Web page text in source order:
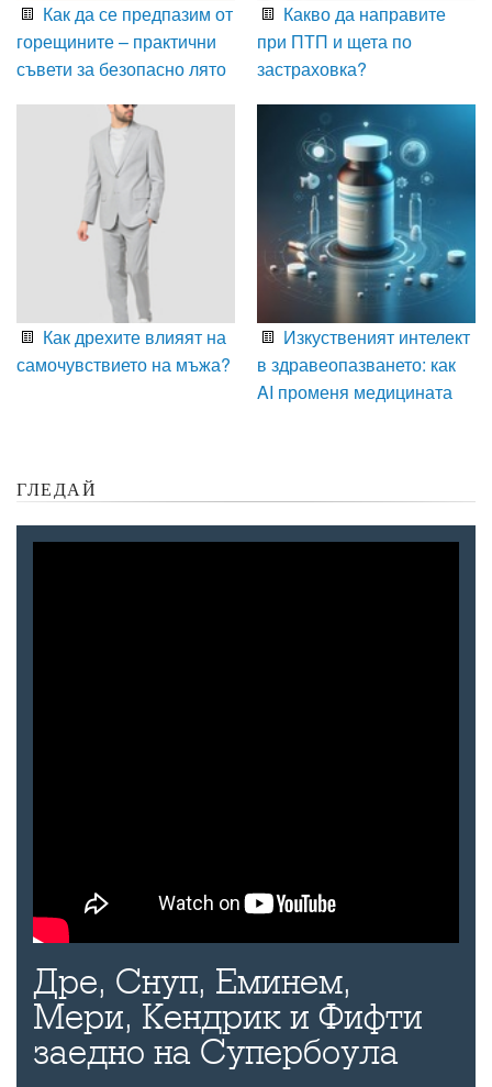
Как да се предпазим от
горещините – практични
съвети за безопасно лято
Какво да направите
при ПТП и щета по
застраховка?
Как дрехите влияят на
самочувствието на мъжа?
Изкуственият интелект
в здравеопазването: как
AI променя медицината
ГЛЕДАЙ
Дре, Снуп, Еминем,
Мери, Кендрик и Фифти
заедно на Супербоула